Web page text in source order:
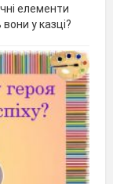
елементи
у казці?